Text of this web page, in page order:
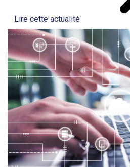
Lire cette actualité